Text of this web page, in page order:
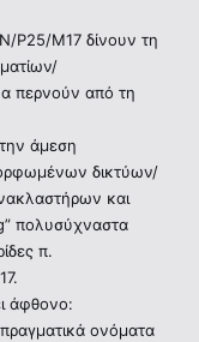
P25/M17 δίνουν τη
περνούν από τη
άμεση
δικτύων/
και
πολυσύχναστα
π.
άφθονο:
ονόματα